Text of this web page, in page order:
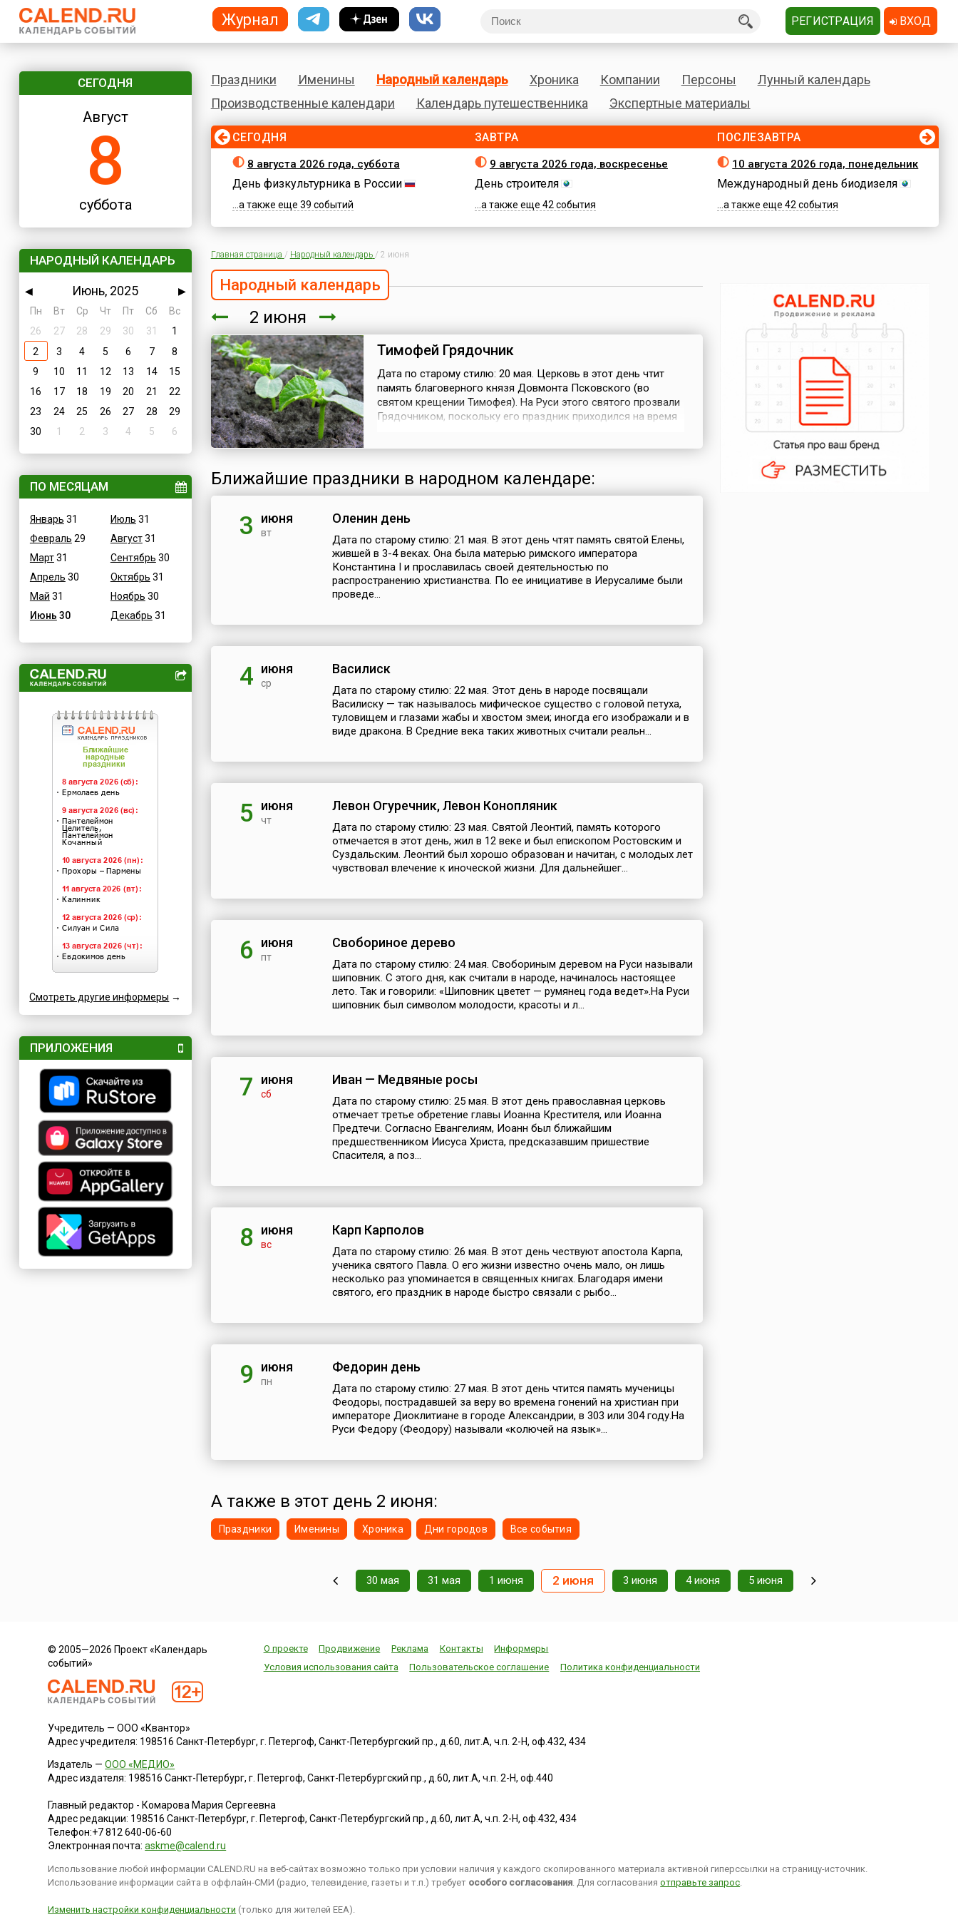
СЕГОДНЯ
Август
8
суббота
НАРОДНЫЙ КАЛЕНДАРЬ
◀ Июнь, 2025
▶
Пн
Вт Ср Чт Пт Сб
Вс
26
27 28 29 30 31
1
2
3 4 5 6 7
8
9
10 11 12 13 14
15
16
17 18 19 20 21
22
23
24 25 26 27 28
29
30
1 2 3 4 5 6
ПО МЕСЯЦАМ
Январь 31
Февраль 29
Март31
Апрель 30
Май 31
Июнь 30
Июль 31
Август31
Сентябрь 30
Октябрь 31
Ноябрь 30
Декабрь 31
Смотреть другие информеры →
ПРИЛОЖЕНИЯ
Праздники Именины Народный календарь Хроника Компании Персоны
Лунный календарь
Производственные календари
Календарь путешественника Экспертные материалы
СЕГОДНЯ
8 августа 2026 года, суббота
День физкультурника в России
...а также еще 39 событий
ЗАВТРА
9 августа 2026 года, воскресенье
День строителя
...а также еще 42 события
ПОСЛЕЗАВТРА
10 августа 2026 года, понедельник
Международный день биодизеля
...а также еще 42 события
Главная страница / Народный календарь / 2 июня
Народный календарь
2 июня
Тимофей Грядочник
Дата по старому стилю: 20 мая. Церковь в этот день чтит
память благоверного князя Довмонта Псковского (во
святом крещении Тимофея). На Руси этого святого прозвали
Грядочником, поскольку его праздник приходился на время
ра...
Ближайшие праздники в народном календаре:
3 июня
вт
Оленин день
Дата по старому стилю: 21 мая. В этот день чтят память святой Елены,
жившей в 3-4 веках. Она была матерью римского императора
Константина I и прославилась своей деятельностью по
распространению христианства. По ее инициативе в Иерусалиме были
проведе...
4 июня
ср
Василиск
Дата по старому стилю: 22 мая. Этот день в народе посвящали
Василиску — так называлось мифическое существо с головой петуха,
туловищем и глазами жабы и хвостом змеи; иногда его изображали и в
виде дракона. В Средние века таких животных считали реальн...
5 июня
чт
Левон Огуречник, Левон Конопляник
Дата по старому стилю: 23 мая. Святой Леонтий, память которого
отмечается в этот день, жил в 12 веке и был епископом Ростовским и
Суздальским. Леонтий был хорошо образован и начитан, с молодых лет
чувствовал влечение к иноческой жизни. Для дальнейшег...
6 июня
пт
Свобориное дерево
Дата по старому стилю: 24 мая. Свобориным деревом на Руси называли
шиповник. С этого дня, как считали в народе, начиналось настоящее
лето. Так и говорили: «Шиповник цветет — румянец года ведет».На Руси
шиповник был символом молодости, красоты и л...
7 июня
сб
Иван — Медвяные росы
Дата по старому стилю: 25 мая. В этот день православная церковь
отмечает третье обретение главы Иоанна Крестителя, или Иоанна
Предтечи. Согласно Евангелиям, Иоанн был ближайшим
предшественником Иисуса Христа, предсказавшим пришествие
Спасителя, а поз...
8 июня
вс
Карп Карполов
Дата по старому стилю: 26 мая. В этот день чествуют апостола Карпа,
ученика святого Павла. О его жизни известно очень мало, он лишь
несколько раз упоминается в священных книгах. Благодаря имени
святого, его праздник в народе быстро связали с рыбо...
9 июня
пн
Федорин день
Дата по старому стилю: 27 мая. В этот день чтится память мученицы
Феодоры, пострадавшей за веру во времена гонений на христиан при
императоре Диоклитиане в городе Александрии, в 303 или 304 году.На
Руси Федору (Феодору) называли «колючей на язык»...
А также в этот день 2 июня:
Праздники Именины Хроника Дни городов Все события
30 мая 31 мая 1 июня 2 июня 3 июня 4 июня 5 июня
© 2005—2026 Проект «Календарь
событий»
О проекте Продвижение Реклама Контакты
Информеры
Условия использования сайта
Пользовательское соглашение Политика конфиденциальности
Учредитель — ООО «Квантор»
Адрес учредителя: 198516 Санкт-Петербург, г. Петергоф, Санкт-Петербургский пр., д.60, лит.А, ч.п. 2-Н, оф.432, 434
Издатель —ООО «МЕДИО»
Адрес издателя: 198516 Санкт-Петербург, г. Петергоф, Санкт-Петербургский пр., д.60, лит.А, ч.п. 2-Н, оф.440
Главный редактор - Комарова Мария Сергеевна
Адрес редакции: 198516 Санкт-Петербург, г. Петергоф,Санкт-Петербургский пр., д.60, лит.А, ч.п. 2-Н, оф.432, 434
Телефон:+7 812 640-06-60
Электронная почта:askme@calend.ru
Использование любой информации CALEND.RU на веб-сайтах возможно только при условии наличия у каждого скопированного материала активной гиперссылки на страницу-источник.
Использование информации сайта в оффлайн-СМИ (радио, телевидение, газеты и т.п.) требует особого согласования. Для согласованияотправьте запрос.
Изменить настройки конфиденциальности (только для жителей EEA).
Журнал РЕГИСТРАЦИЯ ВХОД